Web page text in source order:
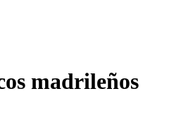
madrileños